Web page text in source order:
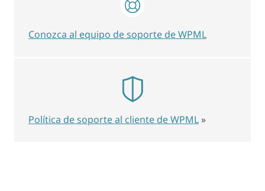
Conozca al equipo de soporte de WPML
Política de soporte al cliente de WPML »